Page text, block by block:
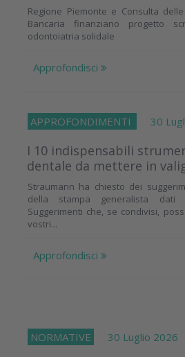
Regione Piemonte e Consulta
Bancaria finanziano progetto
odontoiatria solidale
Approfondisci
APPROFONDIMENTI 30
I 10 indispensabili
dentale da mettere in
Straumann ha chiesto dei
della stampa generalista dati
Suggerimenti che, se condivisi,
vostri...
Approfondisci
NORMATIVE 30 Luglio 2026